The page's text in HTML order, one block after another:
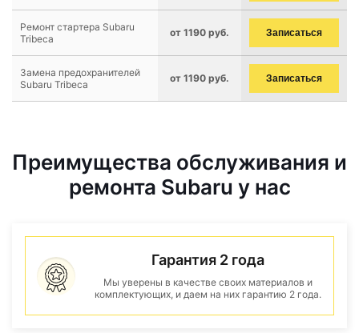
Ремонт стартера Subaru
Tribeca
от 1190 руб. Записаться
Замена предохранителей
Subaru Tribeca
от 1190 руб. Записаться
Преимущества обслуживания и
ремонта Subaru у нас
Гарантия 2 года
Мы уверены в качестве своих материалов и
комплектующих, и даем на них гарантию 2 года.